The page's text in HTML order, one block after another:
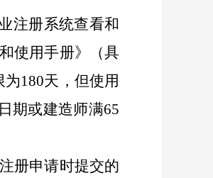
注册系统查看和
使用手册》 （具
为180天，但使用
期或建造师满65
册申请时提交的